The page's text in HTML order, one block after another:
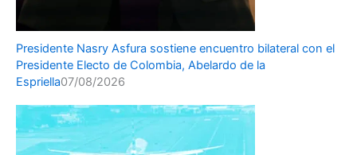
Presidente Nasry Asfura sostiene encuentro bilateral con el
Presidente Electo de Colombia, Abelardo de la
Espriella07/08/2026